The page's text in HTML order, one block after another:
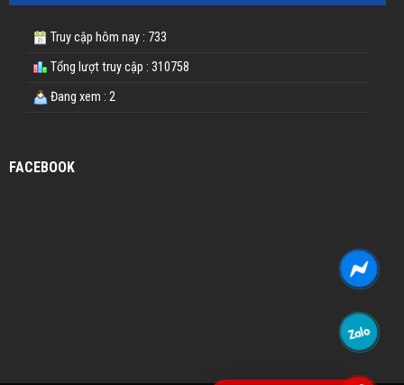
Truy cập hôm nay : 733
Tổng lượt truy cập : 310758
Đang xem : 2
FACEBOOK